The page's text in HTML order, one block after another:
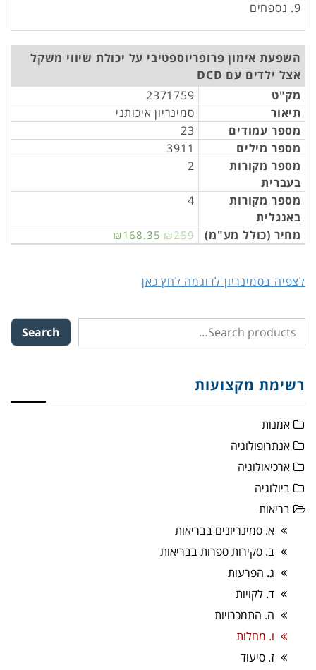
9. נספחים
השפעת אימון פרופריוספטיבי על יכולת שיווי משקל
אצל ילדים עם DCD
מק"ט
2371759
תיאור
סמינריון איכותני
מספר עמודים
23
מספר מילים
3911
מספר מקורות
בעברית
2
מספר מקורות
באנגלית
4
מחיר (כולל מע"מ) ₪168.35 ₪259
לצפיה בסמינריון לדוגמה לחץ כאן
Search
רשימת מקצועות
אמנות
אנתרופולוגיה
ארכיאולוגיה
ביולוגיה
בריאות
א. סמינריונים בבריאות
ב. סקירות ספרות בבריאות
ג. הפרעות
ד. לקויות
ה. התמכרויות
ו. מחלות
ז. סיעוד